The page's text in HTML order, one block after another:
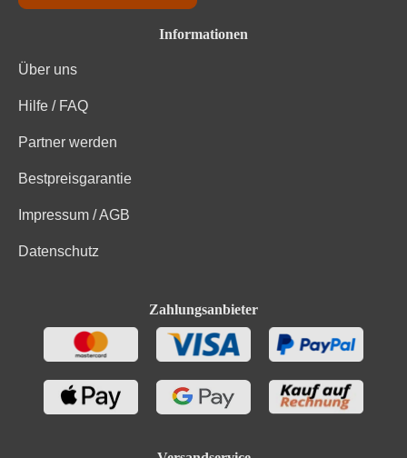
Informationen
Über uns
Hilfe / FAQ
Partner werden
Bestpreisgarantie
Impressum / AGB
Datenschutz
Zahlungsanbieter